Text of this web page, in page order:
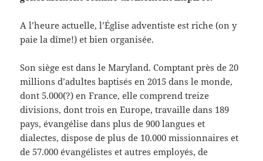
A l’heure actuelle, l’Église adventiste est riche (on y
paie la dîme!) et bien organisée.
Son siège est dans le Maryland. Comptant près de 20
millions d’adultes baptisés en 2015 dans le monde,
dont 5.000(?) en France, elle comprend treize
divisions, dont trois en Europe, travaille dans 189
pays, évangélise dans plus de 900 langues et
dialectes, dispose de plus de 10.000 missionnaires et
de 57.000 évangélistes et autres employés, de